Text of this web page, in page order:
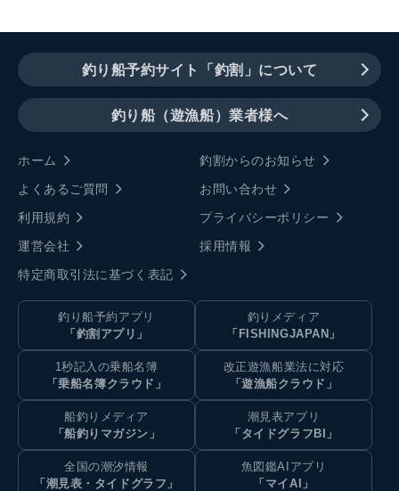
釣り船予約サイト「釣割」について
釣り船（遊漁船）業者様へ
ホーム
釣割からのお知らせ
よくあるご質問
お問い合わせ
利用規約
プライバシーポリシー
運営会社
採用情報
特定商取引法に基づく表記
釣り船予約アプリ
「釣割アプリ」
釣りメディア
「FISHINGJAPAN」
1秒記入の乗船名簿
「乗船名簿クラウド」
改正遊漁船業法に対応
「遊漁船クラウド」
船釣りメディア
「船釣りマガジン」
潮見表アプリ
「タイドグラフBI」
全国の潮汐情報
「潮見表・タイドグラフ」
魚図鑑AIアプリ
「マイAI」